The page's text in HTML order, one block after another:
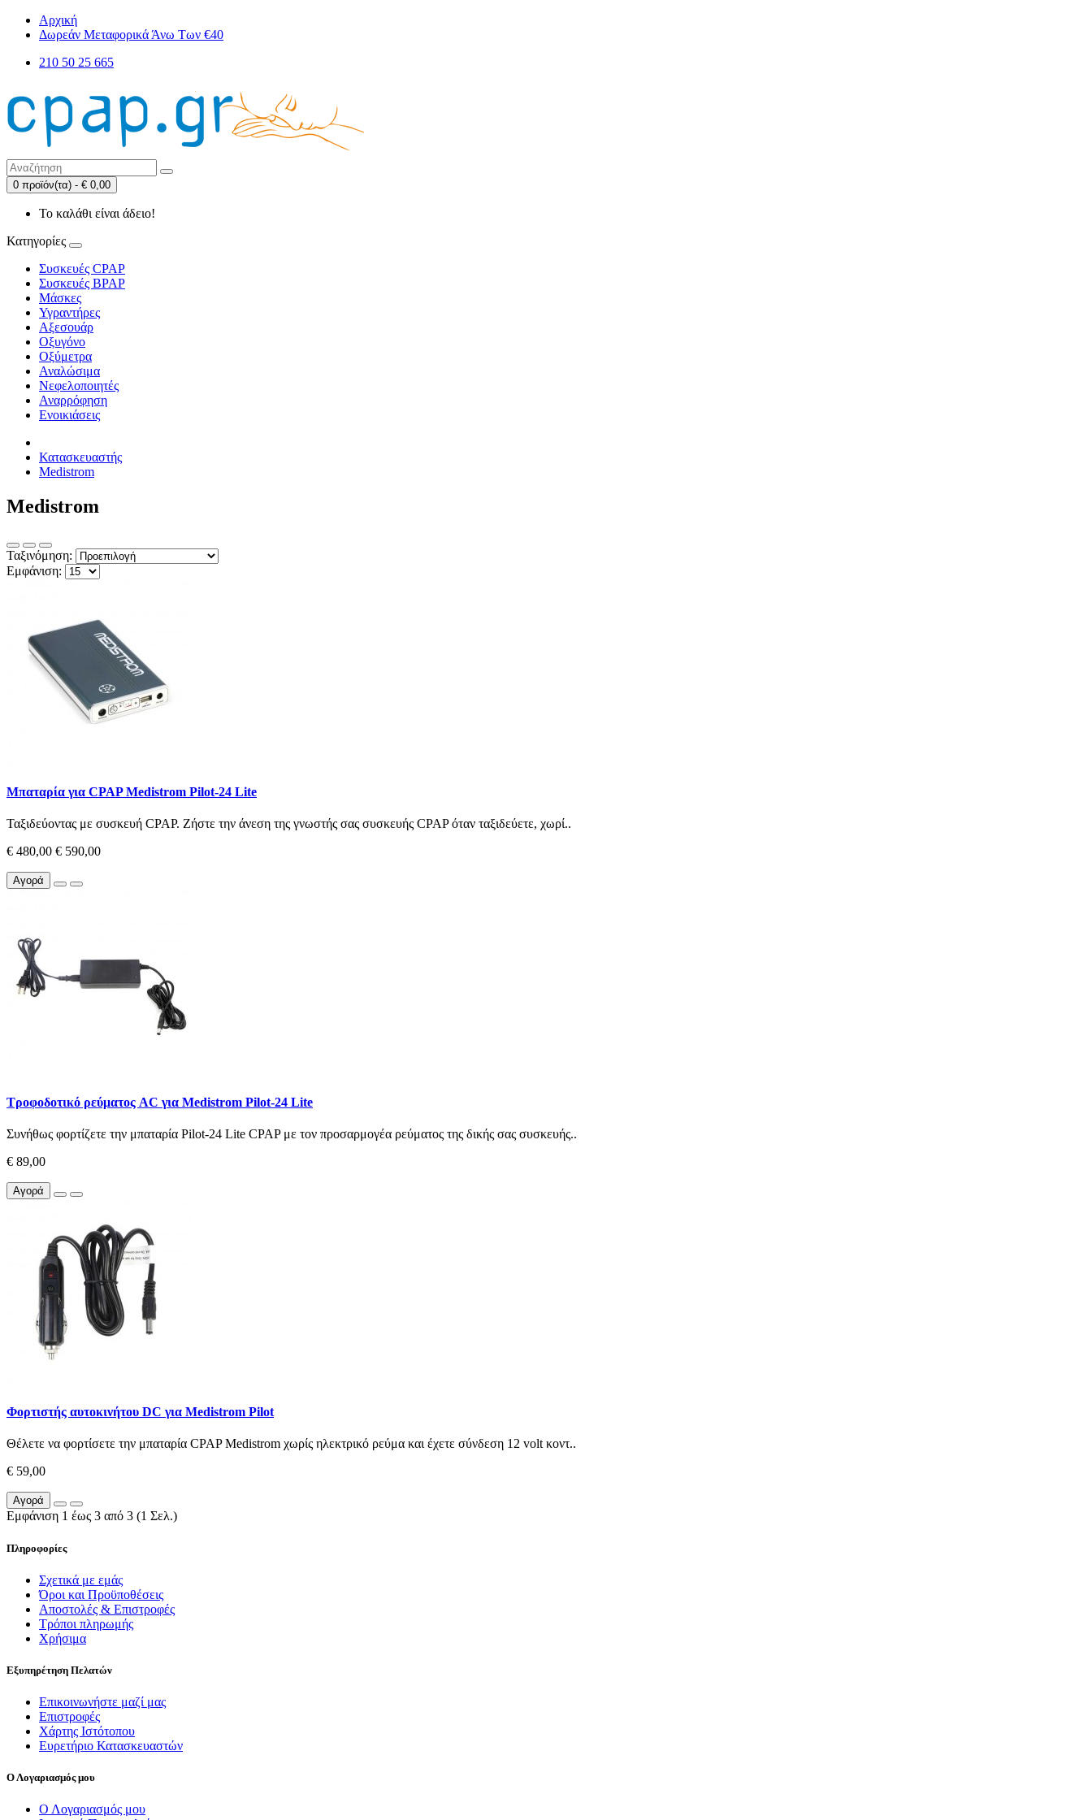
Αρχική
Δωρεάν Μεταφορικά Άνω Των €40
210 50 25 665
0 προϊόν(τα) - € 0,00
Το καλάθι είναι άδειο!
Κατηγορίες
Συσκευές CPAP
Συσκευές BPAP
Μάσκες
Υγραντήρες
Αξεσουάρ
Οξυγόνο
Οξύμετρα
Αναλώσιμα
Νεφελοποιητές
Αναρρόφηση
Ενοικιάσεις
Κατασκευαστής
Medistrom
Medistrom
Ταξινόμηση:
Εμφάνιση:
Μπαταρία για CPAP Medistrom Pilot-24 Lite
Ταξιδεύοντας με συσκευή CPAP. Ζήστε την άνεση της γνωστής σας συσκευής CPAP όταν ταξιδεύετε, χωρί..
€ 480,00 € 590,00
Αγορά
Τροφοδοτικό ρεύματος AC για Medistrom Pilot-24 Lite
Συνήθως φορτίζετε την μπαταρία Pilot-24 Lite CPAP με τον προσαρμογέα ρεύματος της δικής σας συσκευής..
€ 89,00
Αγορά
Φορτιστής αυτοκινήτου DC για Medistrom Pilot
Θέλετε να φορτίσετε την μπαταρία CPAP Medistrom χωρίς ηλεκτρικό ρεύμα και έχετε σύνδεση 12 volt κοντ..
€ 59,00
Αγορά
Εμφάνιση 1 έως 3 από 3 (1 Σελ.)
Πληροφορίες
Σχετικά με εμάς
Όροι και Προϋποθέσεις
Αποστολές & Επιστροφές
Τρόποι πληρωμής
Χρήσιμα
Εξυπηρέτηση Πελατών
Επικοινωνήστε μαζί μας
Επιστροφές
Χάρτης Ιστότοπου
Ευρετήριο Κατασκευαστών
Ο Λογαριασμός μου
Ο Λογαριασμός μου